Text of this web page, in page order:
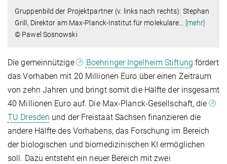
Gruppenbild der Projektpartner (v. links nach rechts): Stephan
Grill, Direktor am Max-Planck-Institut für molekulare
[mehr]
© Pawel Sosnowski
Die gemeinnützige Boehringer Ingelheim Stiftung fördert
das Vorhaben mit 20 Millionen Euro über einen Zeitraum
von zehn Jahren und bringt somit die Hälfte der insgesamt
40 Millionen Euro auf. Die Max-Planck-Gesellschaft, die
TU Dresden und der Freistaat Sachsen finanzieren die
andere Hälfte des Vorhabens, das Forschung im Bereich
der biologischen und biomedizinischen KI ermöglichen
soll. Dazu entsteht ein neuer Bereich mit zwei